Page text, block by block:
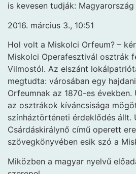
is kevesen tudják:
2016. március 3., 10:51
Hol volt a Miskolci Orfeum? –
Miskolci Operafesztivál osztrák
Vilmostól. Az elszánt
megtudta: városában egy
Orfeumnak az 1870-es
az osztrákok kíváncsisága
színháztörténeti érdeklődés állt.
Csárdáskirálynő című operett
szövegkönyvében esik szó a
Miközben a magyar nyelvű